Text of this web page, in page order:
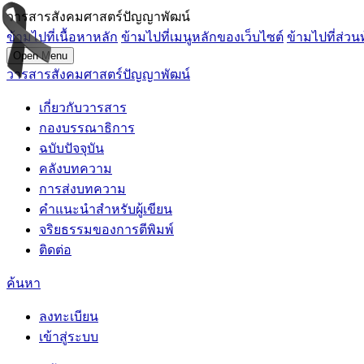
วารสารสังคมศาสตร์ปัญญาพัฒน์
ข้ามไปที่เนื้อหาหลัก ข้ามไปที่เมนูหลักของเว็บไซต์ ข้ามไปที่ส่วน
Open Menu
วารสารสังคมศาสตร์ปัญญาพัฒน์
เกี่ยวกับวารสาร
กองบรรณาธิการ
ฉบับปัจจุบัน
คลังบทความ
การส่งบทความ
คำแนะนำสำหรับผู้เขียน
จริยธรรมของการตีพิมพ์
ติดต่อ
ค้นหา
ลงทะเบียน
เข้าสู่ระบบ